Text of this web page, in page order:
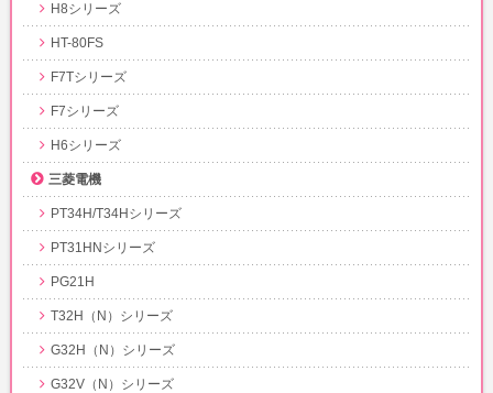
H8シリーズ
HT-80FS
F7Tシリーズ
F7シリーズ
H6シリーズ
三菱電機
PT34H/T34Hシリーズ
PT31HNシリーズ
PG21H
T32H（N）シリーズ
G32H（N）シリーズ
G32V（N）シリーズ